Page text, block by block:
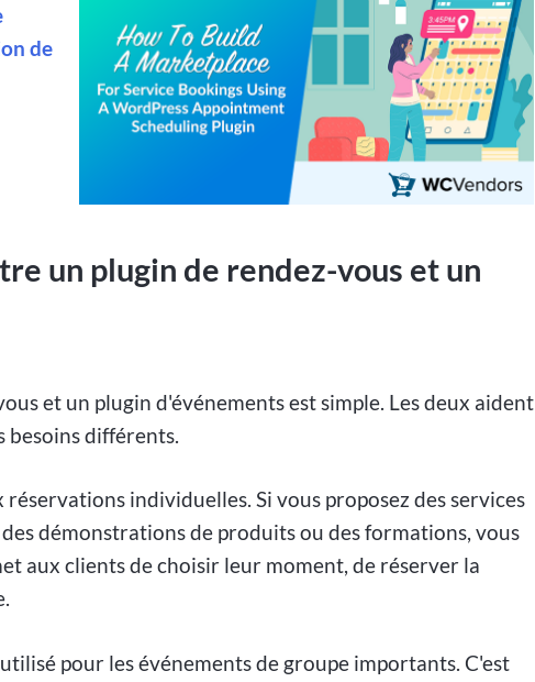
de
un plugin de rendez-vous et un
et un plugin d'événements est simple. Les deux aident
besoins différents.
individuelles. Si vous proposez des services
démonstrations de produits ou des formations, vous
aux clients de choisir leur moment, de réserver la
pour les événements de groupe importants. C'est